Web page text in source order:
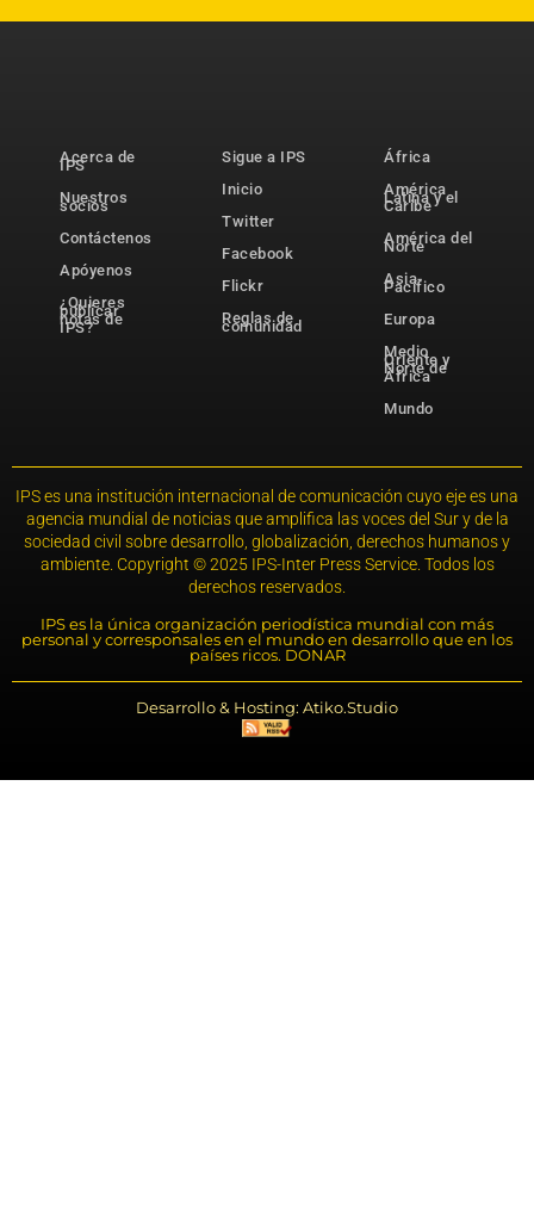
Acerca de
IPS
Nuestros
socios
Contáctenos
Apóyenos
¿Quieres
publicar
notas de
IPS?
Sigue a IPS
Inicio
Twitter
Facebook
Flickr
Reglas de
comunidad
África
América
Latina y el
Caribe
América del
Norte
Asia-
Pacífico
Europa
Medio
Oriente y
Norte de
África
Mundo
IPS es una institución internacional de comunicación cuyo eje es una
agencia mundial de noticias que amplifica las voces del Sur y de la
sociedad civil sobre desarrollo, globalización, derechos humanos y
ambiente. Copyright © 2025 IPS-Inter Press Service. Todos los
derechos reservados.
IPS es la única organización periodística mundial con más
personal y corresponsales en el mundo en desarrollo que en los
países ricos. DONAR
Desarrollo & Hosting: Atiko.Studio